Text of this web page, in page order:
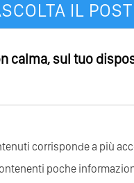
IL POST
calma, sul tuo
corrisponde a più
poche